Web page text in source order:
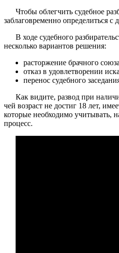
Чтобы облегчить судебное
заблаговременно определиться
В ходе судебного
несколько вариантов решения:
расторжение брачного
отказ в удовлетворении
перенос судебного
Как видите, развод при
чей возраст не достиг 18 лет,
которые необходимо учитывать,
процесс.